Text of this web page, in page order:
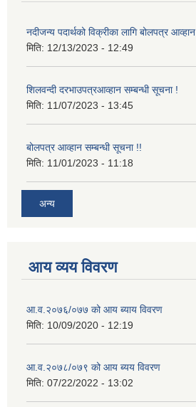
नदीजन्य पदार्थको विक्रीका लागि बोलपत्र
मिति: 12/13/2023 - 12:49
शिलवन्दी दरभाउपत्रआव्हान सम्बन्धी सूचना !
मिति: 11/07/2023 - 13:45
बोलपत्र आव्हान सम्बन्धी सूचना !!
मिति: 11/01/2023 - 11:18
अन्य
आय व्यय विवरण
आ.व.२०७६/०७७ को आय ब्याय विवरण
मिति: 10/09/2020 - 12:19
आ.व.२०७८/०७९ को आय ब्यय विवरण
मिति: 07/22/2022 - 13:02